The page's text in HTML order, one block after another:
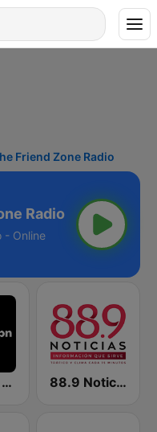
Friend Zone Radio
Radio
- Online
Radio IPN 95.7 88.9 Noticias